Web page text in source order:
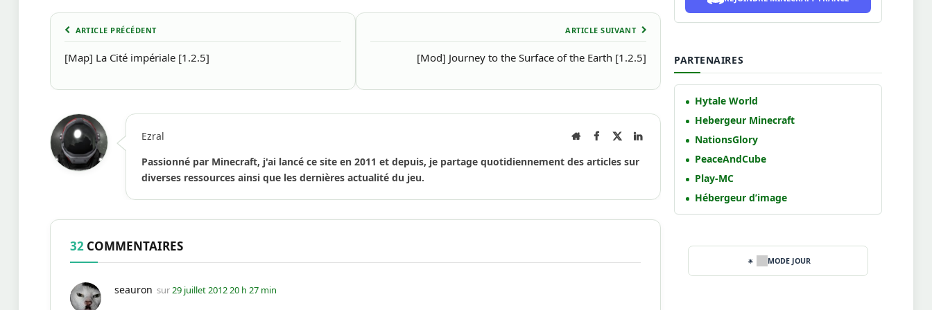
ARTICLE PRÉCÉDENT
[Map] La Cité impériale [1.2.5]
ARTICLE SUIVANT
[Mod] Journey to the Surface of the Earth [1.2.5]
Ezral
Site Facebook
X
LinkedIn
Passionné par Minecraft, j'ai lancé ce site en 2011 et depuis, je partage quotidiennement des articles sur
diverses ressources ainsi que les dernières actualité du jeu.
32 COMMENTAIRES
seauron sur29 juillet 2012 20 h 27 min
PARTENAIRES
Hytale World
Hebergeur Minecraft
NationsGlory
PeaceAndCube
Play-MC
Hébergeur d’image
MODE JOUR